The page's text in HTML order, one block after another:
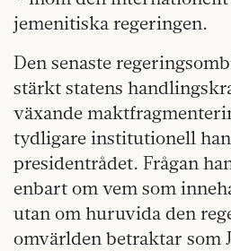
jemenitiska regeringen.
Den senaste
stärkt statens
växande
tydligare institutionell
presidentrådet. Frågan
enbart om vem som
utan om huruvida den
omvärlden betraktar som